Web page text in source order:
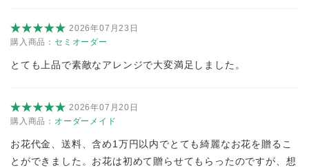
2026年07月23日
購入商品： セミオーダー
とても上品で素敵なアレンジで大変満足しました。
2026年07月20日
購入商品： オーダーメイド
お花代金、送料、含め1万円以内でとても綺麗なお花を贈るこ
とができました。お花は初めて贈らせてもらったのですが、想